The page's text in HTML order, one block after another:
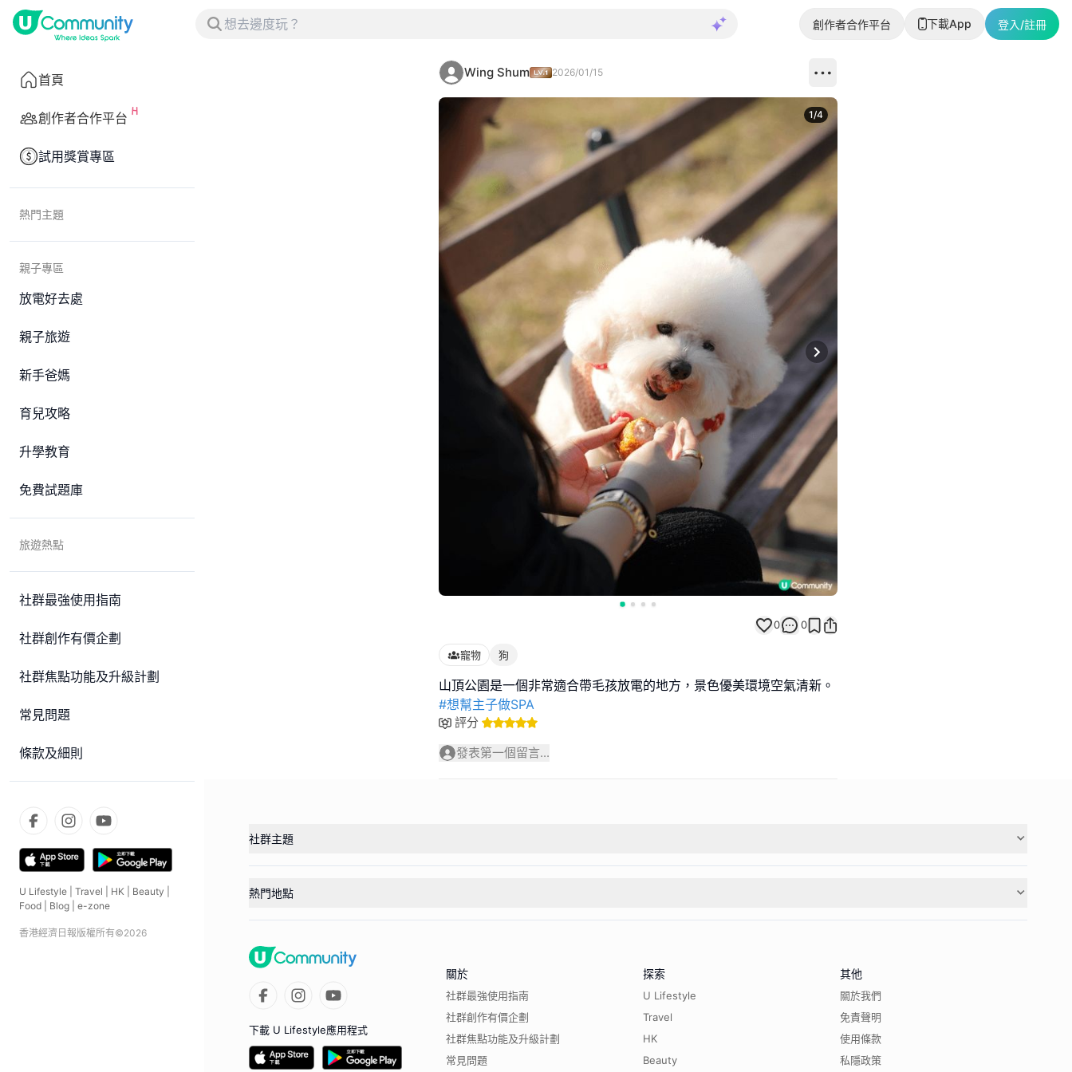
創作者合作平台 下載App 登入/註冊
首頁
創作者合作平台
試用獎賞專區
熱門主題
親子專區
放電好去處
親子旅遊
新手爸媽
育兒攻略
升學教育
免費試題庫
旅遊熱點
社群最強使用指南
社群創作有價企劃
社群焦點功能及升級計劃
常見問題
條款及細則
U Lifestyle Travel HK Beauty
Food
Blog e-zone
香港經濟日報版權所有©2026
Wing Shum 2026/01/15
Next slide
1/4
0 0
寵物 狗
#想幫主子做SPA
評分
發表第一個留言...
社群主題
熱門地點
下載 U Lifestyle應用程式
關於
社群最強使用指南
社群創作有價企劃
社群焦點功能及升級計劃
常見問題
探索
U Lifestyle
Travel
HK
Beauty
其他
關於我們
免責聲明
使用條款
私隱政策